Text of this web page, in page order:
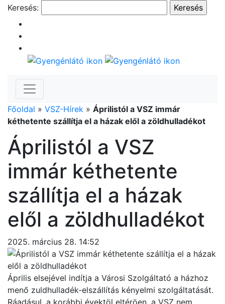
Keresés:
Főoldal » VSZ-Hírek » Áprilistól a VSZ immár
kéthetente szállítja el a házak elől a zöldhulladékot
Áprilistól a VSZ
immár kéthetente
szállítja el a házak
elől a zöldhulladékot
2025. március 28. 14:52
Április elsejével indítja a Városi Szolgáltató a házhoz
menő zuldhulladék-elszállítás kényelmi szolgáltatását.
Ráadásul, a korábbi évektöl eltéröen, a VSZ nem